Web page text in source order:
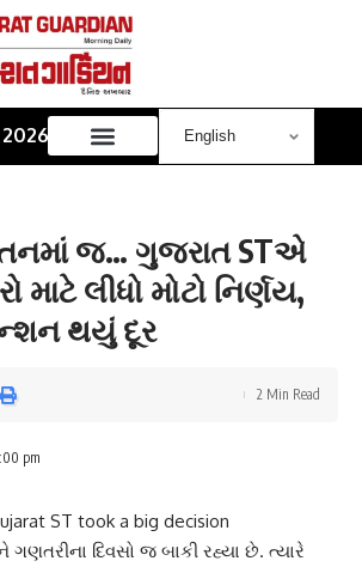
જ… ગુજરાત STએ
માટે લીધો મોટો નિર્ણય,
થયું દૂર
pm
2 Min Read
ST took a big decision
ગણતરીના દિવસો જ બાકી રહ્યા છે. ત્યારે